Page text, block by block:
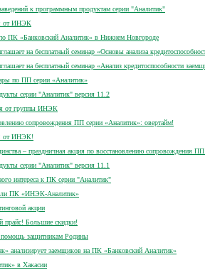
к программным продуктам серии "Аналитик"
от ИНЭК
ПК «Банковский Аналитик» в Нижнем Новгороде
на бесплатный семинар «Основы анализа
на бесплатный семинар «Анализ кредитоспособности
по ПП серии «Аналитик»
серии "Аналитик" версия 11.2
от группы ИНЭК
сопровождения ПП серии «Аналитик»: овертайм!
от ИНЭК!
– праздничная акция по восстановлению сопровождения
серии "Аналитик" версия 11.1
интереса к ПК серии "Аналитик"
ПК «ИНЭК-Аналитик»
акции
Большие скидки!
защитникам Родины
анализирует заемщиков на ПК «Банковский Аналитик»
в Хакасии